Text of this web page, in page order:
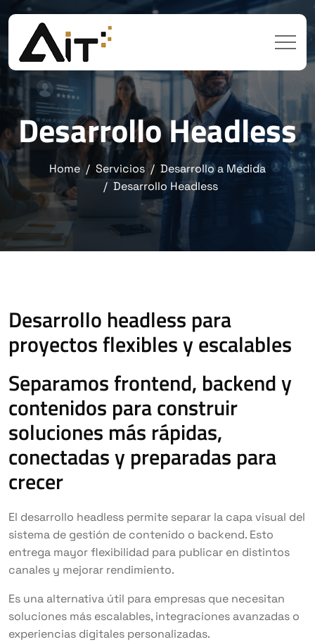
Desarrollo Headless
Home Servicios
Desarrollo a Medida
Desarrollo Headless
Desarrollo headless para
proyectos flexibles y escalables
Separamos frontend, backend y
contenidos para construir
soluciones más rápidas,
conectadas y preparadas para
crecer
El desarrollo headless permite separar la capa visual del
sistema de gestión de contenido o backend. Esto
entrega mayor flexibilidad para publicar en distintos
canales y mejorar rendimiento.
Es una alternativa útil para empresas que necesitan
soluciones más escalables, integraciones avanzadas o
experiencias digitales personalizadas.